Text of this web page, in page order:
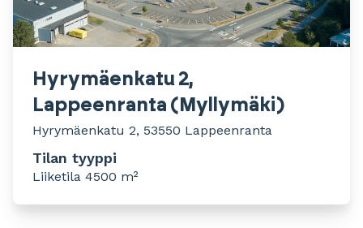
Hyrymäenkatu 2,
Lappeenranta (Myllymäki)
Hyrymäenkatu 2, 53550 Lappeenranta
Tilan tyyppi
Liiketila 4500 m²